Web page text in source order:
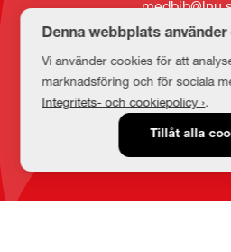
Denna webbplats
Vi använder cookies för att
marknadsföring och för sociala
Integritets- och cookiepolicy ›.
Tillåt alla